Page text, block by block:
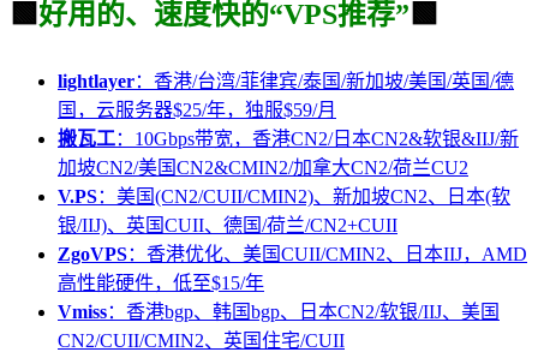
🟩 好用的、速度快的“VPS推荐” 🟩
lightlayer：香港/台湾/菲律宾/泰国/新加坡/美国/英国/德
国，云服务器$25/年，独服$59/月
搬瓦工：10Gbps带宽，香港CN2/日本CN2&软银&IIJ/新
加坡CN2/美国CN2&CMIN2/加拿大CN2/荷兰CU2
V.PS：美国(CN2/CUII/CMIN2)、新加坡CN2、日本(软
银/IIJ)、英国CUII、德国/荷兰/CN2+CUII
ZgoVPS：香港优化、美国CUII/CMIN2、日本IIJ，AMD
高性能硬件，低至$15/年
Vmiss：香港bgp、韩国bgp、日本CN2/软银/IIJ、美国
CN2/CUII/CMIN2、英国住宅/CUII